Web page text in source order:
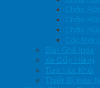
Chậu
Chậu
Chậu
Các loại
Bàn Ghế Inox
Xe Đẩy Hàng
Tum Hút Khói
Thiết Bị Inox